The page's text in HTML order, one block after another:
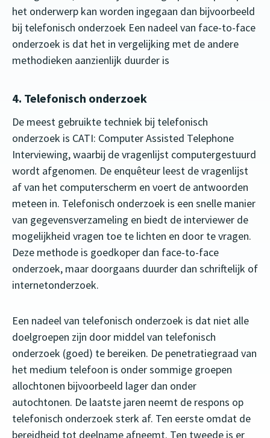
het onderwerp kan worden ingegaan dan bijvoorbeeld
bij telefonisch onderzoek Een nadeel van face-to-face
onderzoek is dat het in vergelijking met de andere
methodieken aanzienlijk duurder is
4. Telefonisch onderzoek
De meest gebruikte techniek bij telefonisch
onderzoek is CATI: Computer Assisted Telephone
Interviewing, waarbij de vragenlijst computergestuurd
wordt afgenomen. De enquêteur leest de vragenlijst
af van het computerscherm en voert de antwoorden
meteen in. Telefonisch onderzoek is een snelle manier
van gegevensverzameling en biedt de interviewer de
mogelijkheid vragen toe te lichten en door te vragen.
Deze methode is goedkoper dan face-to-face
onderzoek, maar doorgaans duurder dan schriftelijk of
internetonderzoek.
Een nadeel van telefonisch onderzoek is dat niet alle
doelgroepen zijn door middel van telefonisch
onderzoek (goed) te bereiken. De penetratiegraad van
het medium telefoon is onder sommige groepen
allochtonen bijvoorbeeld lager dan onder
autochtonen. De laatste jaren neemt de respons op
telefonisch onderzoek sterk af. Ten eerste omdat de
bereidheid tot deelname afneemt. Ten tweede is er